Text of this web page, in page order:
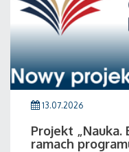
13.07.2026
Projekt „Nauka.
ramach